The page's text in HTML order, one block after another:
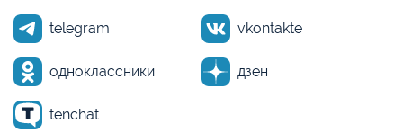
telegram vkontakte
одноклассники дзен
tenchat